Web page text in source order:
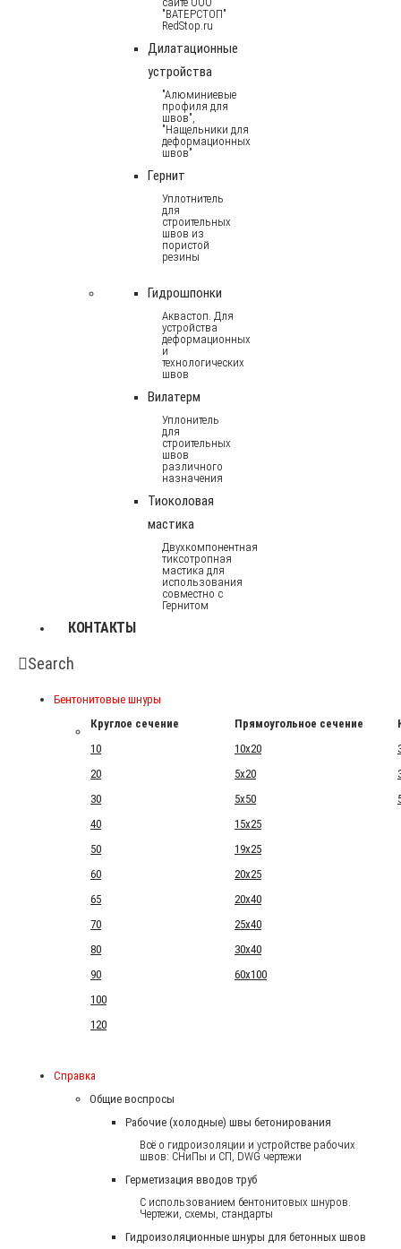
"ВАТЕРСТОП"
RedStop.ru
Дилатационные
устройства
"Алюминиевые
профиля для
швов",
"Нащельники для
деформационных
швов"
Гернит
Уплотнитель
для
строительных
швов из
пористой
резины
Гидрошпонки
Аквастоп. Для
устройства
деформационных
и
технологических
швов
Вилатерм
Уплонитель
для
строительных
швов
различного
назначения
Тиоколовая
мастика
Двухкомпонентная
тиксотропная
мастика для
использования
совместно с
Гернитом
КОНТАКТЫ
Search
Бентонитовые шнуры
Круглое сечение
Прямоугольное сечение
10
10x20
20
5x20
30
5x50
40
15x25
50
19x25
60
20x25
65
20x40
70
25x40
80
30x40
90
60x100
100
120
Справка
Общие воспросы
Рабочие (холодные) швы бетонирования
Всё о гидроизоляции и устройстве рабочих
швов: СНиПы и СП, DWG чертежи
Герметизация вводов труб
С использованием бентонитовых шнуров.
Чертежи, схемы, стандарты
Гидроизоляционные шнуры для бетонных швов